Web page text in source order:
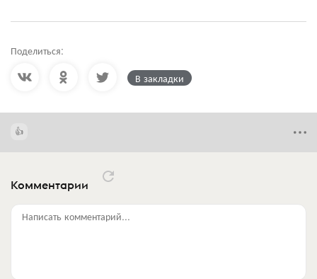
Поделиться:
В закладки
Комментарии
Написать комментарий...